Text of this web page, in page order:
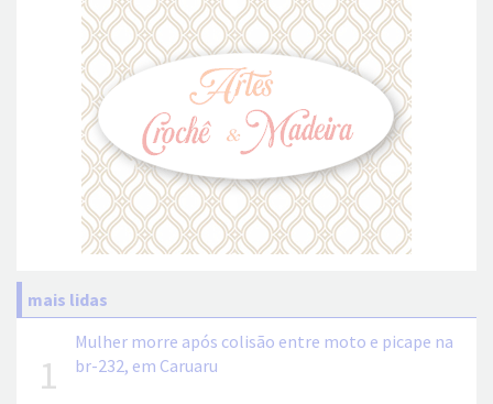
mais lidas
1
Mulher morre após colisão entre moto e picape na
br-232, em Caruaru